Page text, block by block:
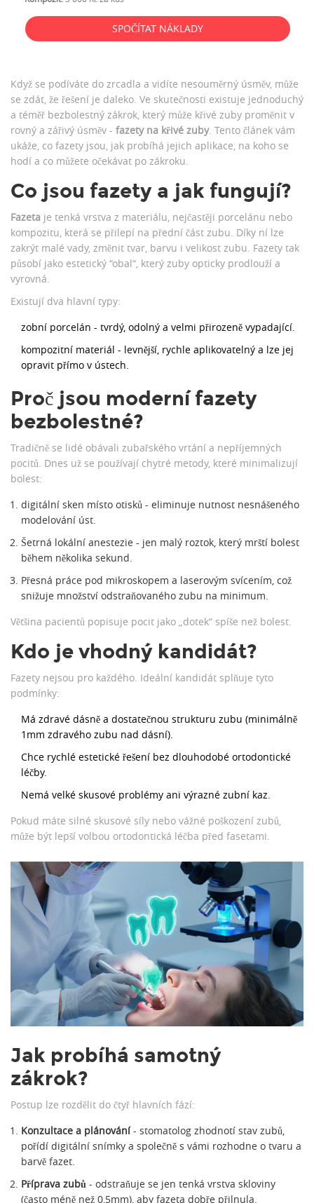
SPOČÍTAT NÁKLADY
Když se podíváte do zrcadla a vidíte nesouměrný úsměv, může
se zdát, že řešení je daleko. Ve skutečnosti existuje jednoduchý
a téměř bezbolestný zákrok, který může křivé zuby proměnit v
rovný a zářivý úsměv - fazety na křivé zuby. Tento článek vám
ukáže, co fazety jsou, jak probíhá jejich aplikace, na koho se
hodí a co můžete očekávat po zákroku.
Co jsou fazety a jak fungují?
Fazeta je tenká vrstva z materiálu, nejčastěji porcelánu nebo
kompozitu, která se přilepí na přední část zubu. Díky ní lze
zakrýt malé vady, změnit tvar, barvu i velikost zubu. Fazety tak
působí jako estetický “obal“, který zuby opticky prodlouží a
vyrovná.
Existují dva hlavní typy:
zobní porcelán - tvrdý, odolný a velmi přirozeně vypadající.
kompozitní materiál - levnější, rychle aplikovatelný a lze jej
opravit přímo v ústech.
Proč jsou moderní fazety
bezbolestné?
Tradičně se lidé obávali zubařského vrtání a nepříjemných
pocitů. Dnes už se používají chytré metody, které minimalizují
bolest:
digitální sken místo otisků - eliminuje nutnost nesnášeného
modelování úst.
Šetrná lokální anestezie - jen malý roztok, který mrští bolest
během několika sekund.
Přesná práce pod mikroskopem a laserovým svícením, což
snižuje množství odstraňovaného zubu na minimum.
Většina pacientů popisuje pocit jako „dotek“ spíše než bolest.
Kdo je vhodný kandidát?
Fazety nejsou pro každého. Ideální kandidát splňuje tyto
podmínky:
Má zdravé dásně a dostatečnou strukturu zubu (minimálně
1mm zdravého zubu nad dásní).
Chce rychlé estetické řešení bez dlouhodobé ortodontické
léčby.
Nemá velké skusové problémy ani výrazné zubní kaz.
Pokud máte silné skusové síly nebo vážné poškození zubů,
může být lepší volbou ortodontická léčba před fasetami.
Jak probíhá samotný
zákrok?
Postup lze rozdělit do čtyř hlavních fází:
Konzultace a plánování- stomatolog zhodnotí stav zubů,
pořídí digitální snímky a společně s vámi rozhodne o tvaru a
barvě fazet.
Příprava zubů - odstraňuje se jen tenká vrstva skloviny
(často méně než 0,5mm), aby fazeta dobře přilnula.